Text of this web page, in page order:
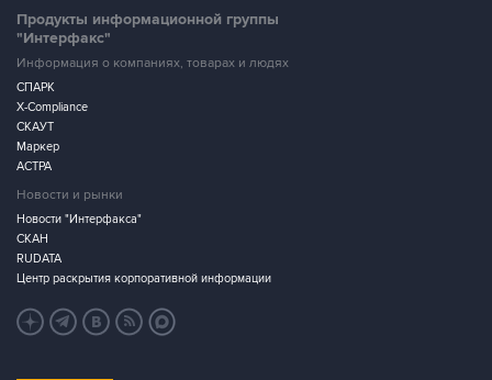
Продукты информационной группы
"Интерфакс"
Информация о компаниях, товарах и людях
СПАРК
X-Compliance
СКАУТ
Маркер
АСТРА
Новости и рынки
Новости "Интерфакса"
СКАН
RUDATA
Центр раскрытия корпоративной информации